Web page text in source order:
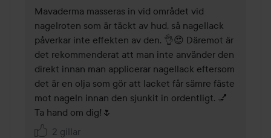
Mavaderma masseras in vid området vid
nagelroten som är täckt av hud, så nagellack
påverkar inte effekten av den. 👌😍 Däremot är
det rekommenderat att man inte använder den
direkt innan man applicerar nagellack eftersom
det är en olja som gör att lacket får sämre fäste
mot nageln innan den sjunkit in ordentligt. 💅
Ta hand om dig!🌷
2 gillar